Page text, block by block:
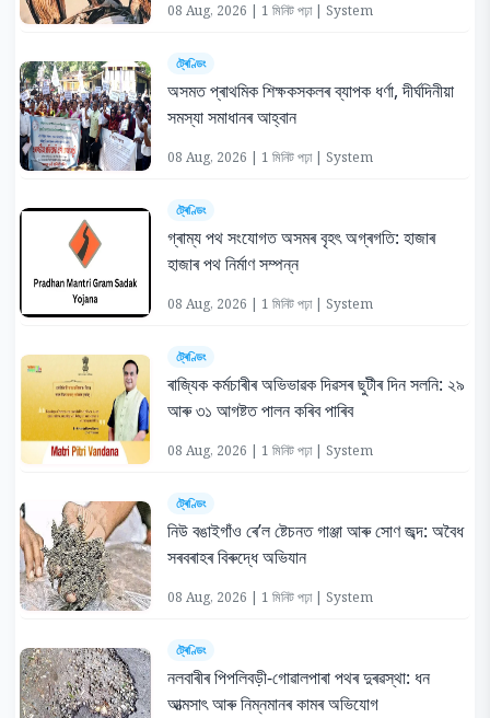
08 Aug, 2026 | 1 মিনিট পঢ়া | System
ট্ৰেণ্ডিং
অসমত প্ৰাথমিক শিক্ষকসকলৰ ব্যাপক ধৰ্ণা, দীৰ্ঘদিনীয়া
সমস্যা সমাধানৰ আহ্বান
08 Aug, 2026 | 1 মিনিট পঢ়া | System
ট্ৰেণ্ডিং
গ্ৰাম্য পথ সংযোগত অসমৰ বৃহৎ অগ্ৰগতি: হাজাৰ
হাজাৰ পথ নিৰ্মাণ সম্পন্ন
08 Aug, 2026 | 1 মিনিট পঢ়া | System
ট্ৰেণ্ডিং
ৰাজ্যিক কৰ্মচাৰীৰ অভিভাৱক দিৱসৰ ছুটীৰ দিন সলনি: ২৯
আৰু ৩১ আগষ্টত পালন কৰিব পাৰিব
08 Aug, 2026 | 1 মিনিট পঢ়া | System
ট্ৰেণ্ডিং
নিউ বঙাইগাঁও ৰে’ল ষ্টেচনত গাঞ্জা আৰু সোণ জব্দ: অবৈধ
সৰবৰাহৰ বিৰুদ্ধে অভিযান
08 Aug, 2026 | 1 মিনিট পঢ়া | System
ট্ৰেণ্ডিং
নলবাৰীৰ পিপলিবড়ী-গোৱালপাৰা পথৰ দুৰৱস্থা: ধন
আত্মসাৎ আৰু নিম্নমানৰ কামৰ অভিযোগ